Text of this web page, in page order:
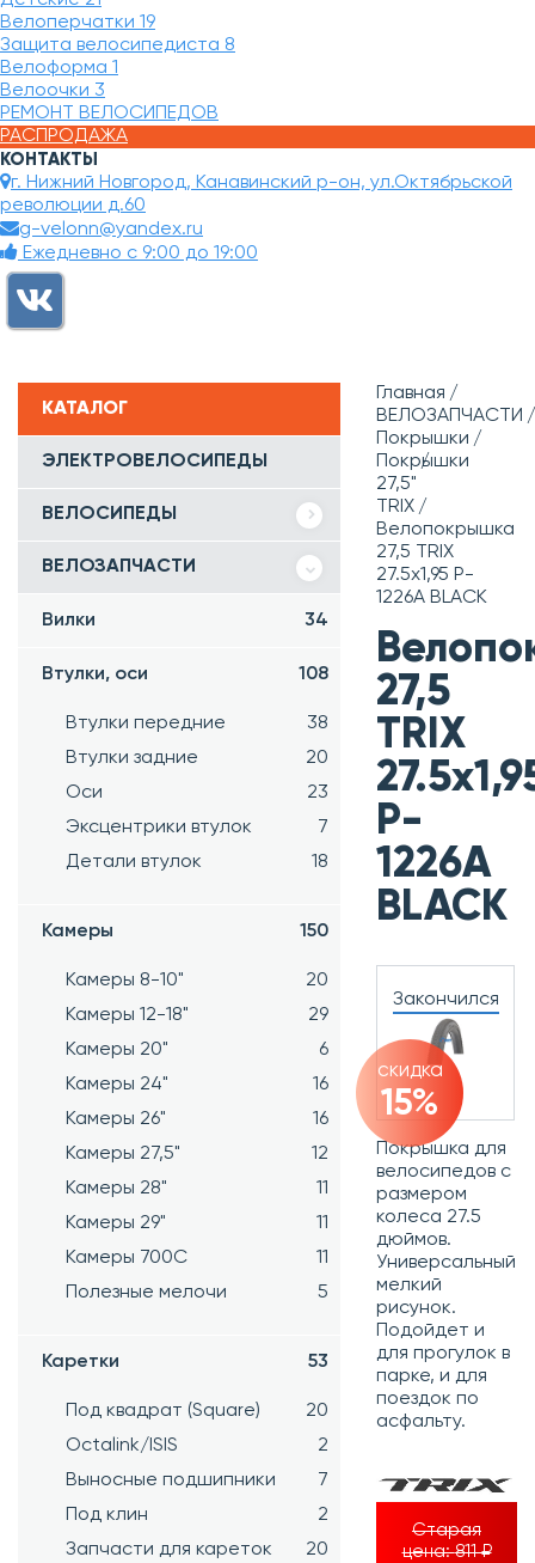
Велоперчатки 19
Защита велосипедиста 8
Велоформа 1
Велоочки 3
РЕМОНТ ВЕЛОСИПЕДОВ
РАСПРОДАЖА
КОНТАКТЫ
г. Нижний Новгород, Канавинский р-он, ул.Октябрьской
революции д.60
g-velonn@yandex.ru
Ежедневно с 9:00 до 19:00
КАТАЛОГ
ЭЛЕКТРОВЕЛОСИПЕДЫ
ВЕЛОСИПЕДЫ
ВЕЛОЗАПЧАСТИ
Вилки 34
Втулки, оси 108
Втулки передние
38
Втулки задние
20
Оси
23
Эксцентрики втулок
7
Детали втулок
18
Камеры 150
Камеры 8-10"
20
Камеры 12-18"
29
Камеры 20"
6
Камеры 24"
16
Камеры 26"
16
Камеры 27,5"
12
Камеры 28"
11
Камеры 29"
11
Камеры 700C
11
Полезные мелочи
5
Каретки 53
Под квадрат (Square)
20
Octalink/ISIS
2
Выносные подшипники
7
Под клин
2
Запчасти для кареток
20
Главная
ВЕЛОЗАПЧАСТИ
Покрышки
Покрышки
27,5"
TRIX
Велопокрышка
27,5 TRIX
27.5х1,95 P-
1226A BLACK
27,5
TRIX
P-
1226A
BLACK
Закончился
скидка
15%
Покрышка для
велосипедов с
размером
колеса 27.5
дюймов.
Универсальный
мелкий
рисунок.
Подойдет и
для прогулок в
парке, и для
поездок по
асфальту.
Старая
цена:811 ₽